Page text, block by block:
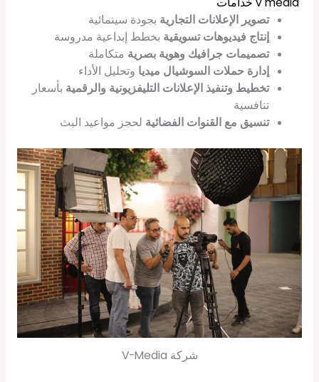
تصوير الإعلانات التجارية بجودة سينمائية
إنتاج فيديوهات تسويقية بخطط إبداعية مدروسة
تصميمات جرافيك وهوية بصرية متكاملة
إدارة حملات السوشيال ميديا وتحليل الأداء
تخطيط وتنفيذ الإعلانات التليفزيونية والرقمية بأسعار
تنافسية
تنسيق مع القنوات الفضائية لحجز مواعيد البث
شركة V-Media